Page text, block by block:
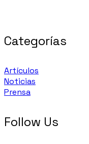
Categorías
Artículos
Noticias
Prensa
Follow Us